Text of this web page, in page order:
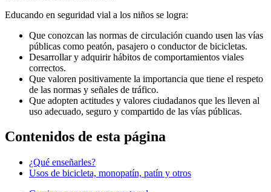
Educando en seguridad vial a los niños se logra:
Que conozcan las normas de circulación cuando usen las vías
públicas como peatón, pasajero o conductor de bicicletas.
Desarrollar y adquirir hábitos de comportamientos viales
correctos.
Que valoren positivamente la importancia que tiene el respeto
de las normas y señales de tráfico.
Que adopten actitudes y valores ciudadanos que les lleven al
uso adecuado, seguro y compartido de las vías públicas.
Contenidos de esta página
¿Qué enseñarles?
Usos de bicicleta, monopatín, patín y otros